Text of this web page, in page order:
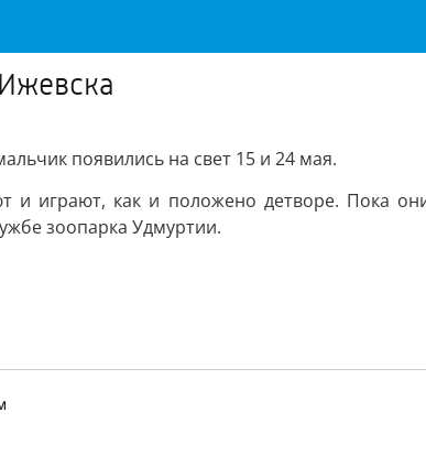
появились на свет 15 и 24 мая.
играют, как и положено детворе. Пока
зоопарка Удмуртии.